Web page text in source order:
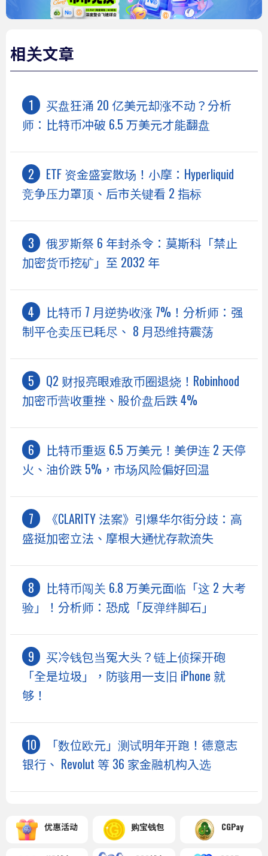
相关文章
买盘狂涌 20 亿美元却涨不动？分析
师：比特币冲破 6.5 万美元才能翻盘
ETF 资金盛宴散场！小摩：Hyperliquid
竞争压力罩顶、后市关键看 2 指标
俄罗斯祭 6 年封杀令：莫斯科「禁止
加密货币挖矿」至 2032 年
比特币 7 月逆势收涨 7%！分析师：强
制平仓卖压已耗尽、 8 月恐维持震荡
Q2 财报亮眼难敌币圈退烧！Robinhood
加密币营收重挫、股价盘后跌 4%
比特币重返 6.5 万美元！美伊连 2 天停
火、油价跌 5%，市场风险偏好回温
《CLARITY 法案》引爆华尔街分歧：高
盛挺加密立法、摩根大通忧存款流失
比特币闯关 6.8 万美元面临「这 2 大考
验」！分析师：恐成「反弹绊脚石」
买冷钱包当冤大头？链上侦探开砲
「全是垃圾」，防骇用一支旧 iPhone 就
够！
「数位欧元」测试明年开跑！德意志
银行、 Revolut 等 36 家金融机构入选
优惠活动 购宝钱包 CGPay